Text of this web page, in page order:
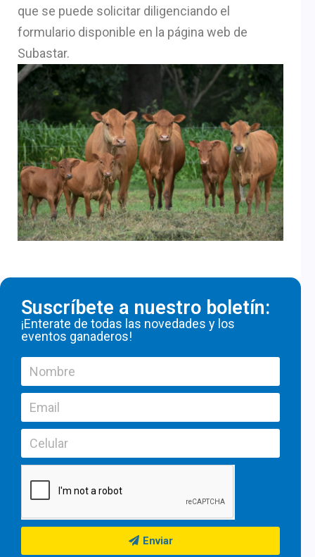
que se puede solicitar diligenciando el
formulario disponible en la página web de
Subastar.
Suscríbete a nuestro boletín:
¡Enterate de todas las novedades y los
eventos ganaderos!
Enviar